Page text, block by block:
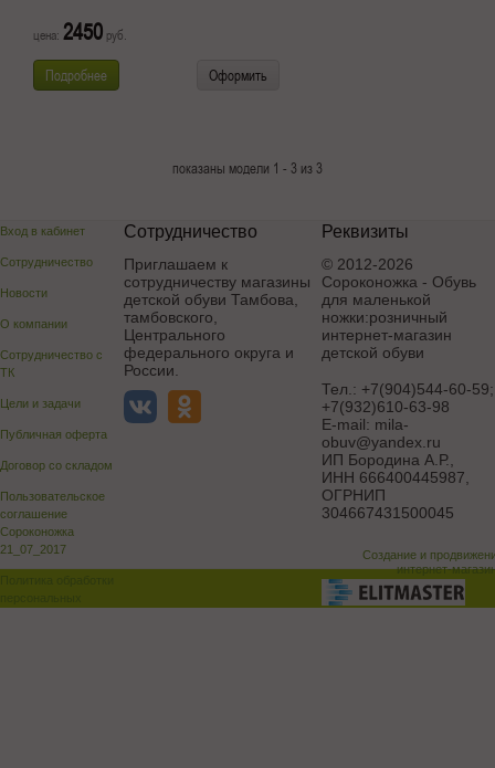
цена: 2450 руб.
Подробнее Оформить
показаны модели 1 - 3 из 3
Вход в кабинет
Сотрудничество
Новости
О компании
Сотрудничество с
ТК
Цели и задачи
Публичная оферта
Договор со складом
Пользовательское
соглашение
Сороконожка
21_07_2017
Сотрудничество
Приглашаем к
сотрудничеству магазины
детской обуви Тамбова,
тамбовского,
Центрального
федерального округа и
России.
Реквизиты
© 2012-2026
Сороконожка - Обувь
для маленькой
ножки:розничный
интернет-магазин
детской обуви
Тел.: +7(904)544-60-59;
+7(932)610-63-98
E-mail: mila-
obuv@yandex.ru
ИП Бородина А.Р.
ИНН 666400445987,
ОГРНИП
304667431500045
Создание и
интернет-